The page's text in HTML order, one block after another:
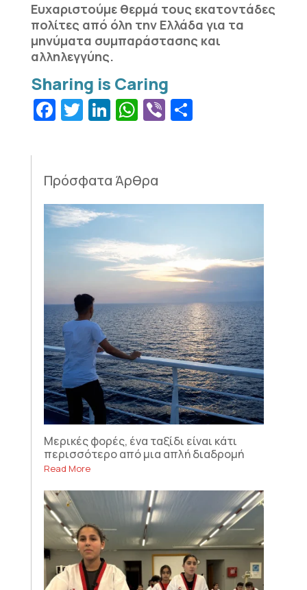
Ευχαριστούμε θερμά τους εκατοντάδες
πολίτες από όλη την Ελλάδα για τα
μηνύματα συμπαράστασης και
αλληλεγγύης.
Facebook
Twitter
LinkedIn
WhatsApp
Viber
Πρόσφατα Άρθρα
Μερικές φορές, ένα ταξίδι είναι κάτι
περισσότερο από μια απλή διαδρομή
Read More